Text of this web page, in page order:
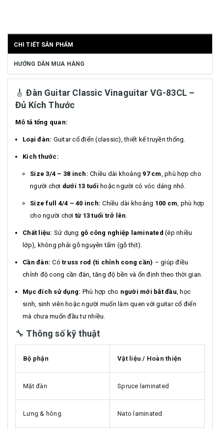
CHI TIẾT SẢN PHẨM
HƯỚNG DẪN MUA HÀNG
🎸Đàn Guitar Classic Vinaguitar VG-83CL –
Đủ Kích Thước
Mô tả tổng quan:
Loại đàn: Guitar cổ điển (classic), thiết kế truyền thống.
Kích thước:
Size 3/4 – 38 inch: Chiều dài khoảng 97 cm, phù hợp cho
người chơi dưới 13 tuổi hoặc người có vóc dáng nhỏ.
Size full 4/4 – 40 inch: Chiều dài khoảng 100 cm, phù hợp
cho người chơi từ 13 tuổi trở lên.
Chất liệu: Sử dụng gỗ công nghiệp laminated (ép nhiều
lớp), không phải gỗ nguyên tấm (gỗ thịt).
Cần đàn: Có truss rod (ti chỉnh cong cần) – giúp điều
chỉnh độ cong cần đàn, tăng độ bền và ổn định theo thời gian.
Mục đích sử dụng: Phù hợp cho người mới bắt đầu, học
sinh, sinh viên hoặc người muốn làm quen với guitar cổ điển
mà chưa muốn đầu tư nhiều.
🔧 Thông số kỹ thuật
Bộ phận Vật liệu / Hoàn thiện
Mặt đàn Spruce laminated
Lưng & hông Nato laminated